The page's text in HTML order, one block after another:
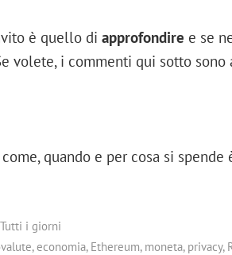
è quello di approfondire e se
volete, i commenti qui sotto sono
quando e per cosa si
Tutti i giorni
,economia, Ethereum, moneta, privacy,